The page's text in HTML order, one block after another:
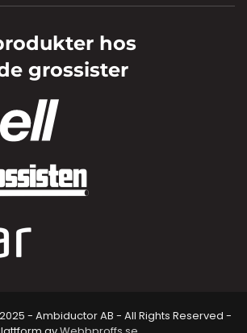
hos
grossister
- Ambiductor AB - All Rights Reserved -